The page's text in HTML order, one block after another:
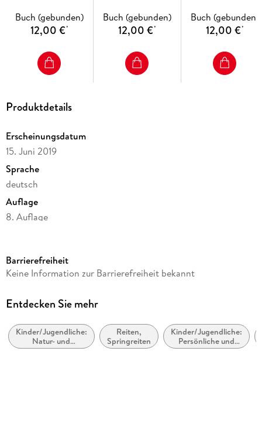
Buch (gebunden)
12,00 €*
Buch (gebunden)
12,00 €*
Buch (gebunden)
12,00 €*
Produktdetails
Erscheinungsdatum
15. Juni 2019
Sprache
deutsch
Auflage
8. Auflage
Altersempfehlung
Reihe
Autor/Autorin
Nele Neuhaus
Barrierefreiheit
Keine Information zur Barrierefreiheit bekannt
Entdecken Sie mehr
Kinder/Jugendliche:
Natur- und
Tiergeschichten
Reiten,
Springreiten
Kinder/Jugendliche:
Persönliche und
soziale Themen: